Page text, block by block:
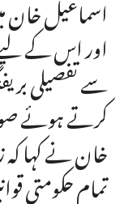
اور اس کے
سے تفصیلی
کرتے ہوئے
خان نے کہا
تمام حکومتی